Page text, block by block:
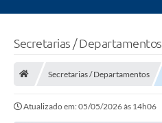
Secretarias / Departamentos
Secretarias / Departamentos
Atualizado em: 05/05/2026 às 14h06